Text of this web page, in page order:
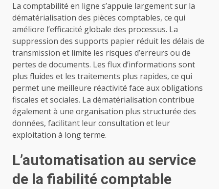
La comptabilité en ligne s’appuie largement sur la
dématérialisation des pièces comptables, ce qui
améliore l’efficacité globale des processus. La
suppression des supports papier réduit les délais de
transmission et limite les risques d’erreurs ou de
pertes de documents. Les flux d’informations sont
plus fluides et les traitements plus rapides, ce qui
permet une meilleure réactivité face aux obligations
fiscales et sociales. La dématérialisation contribue
également à une organisation plus structurée des
données, facilitant leur consultation et leur
exploitation à long terme.
L’automatisation au service
de la fiabilité comptable